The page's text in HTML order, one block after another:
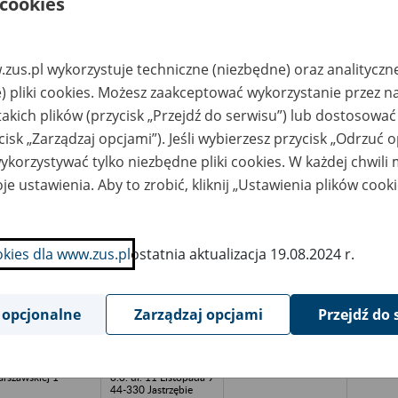
20 -
adres mailowy:
biuro@archivia.com.p
l, www.archivia.com
Socjalna
MIEJSCe -
ul. Świętego
1
ARCHIVIA – usługi
archiwistyczne i
historyczne Jakub
Lutosławski, Michał
Łakomiec spółka
jawna, ul. Rojna
48/81, 91-134 Łódź,
dokumentacji: Łódź,
ul. Ludowa 29, adres
mailowy:
l, www.archivia.com
2019-
Jawna BEM
1
Doradcy Podatkowi
o.o. ul. 11 Listopada 9
44-330 Jastrzębie
wykorzystuje techniczne (niezbędne) oraz
pliki cookies. Możesz zaakceptować wykorzystanie przez
plików (przycisk „Przejdź do serwisu”) lub
„Zarządzaj opcjami”). Jeśli wybierzesz przycisk „Odrzuć
tylko niezbędne pliki cookies. W każdej chwili
ustawienia. Aby to zrobić, kliknij „Ustawienia plików
dla www.zus.plostatnia aktualizacja 19.08.2024 r.
Zarządzaj opcjami Przejdź do